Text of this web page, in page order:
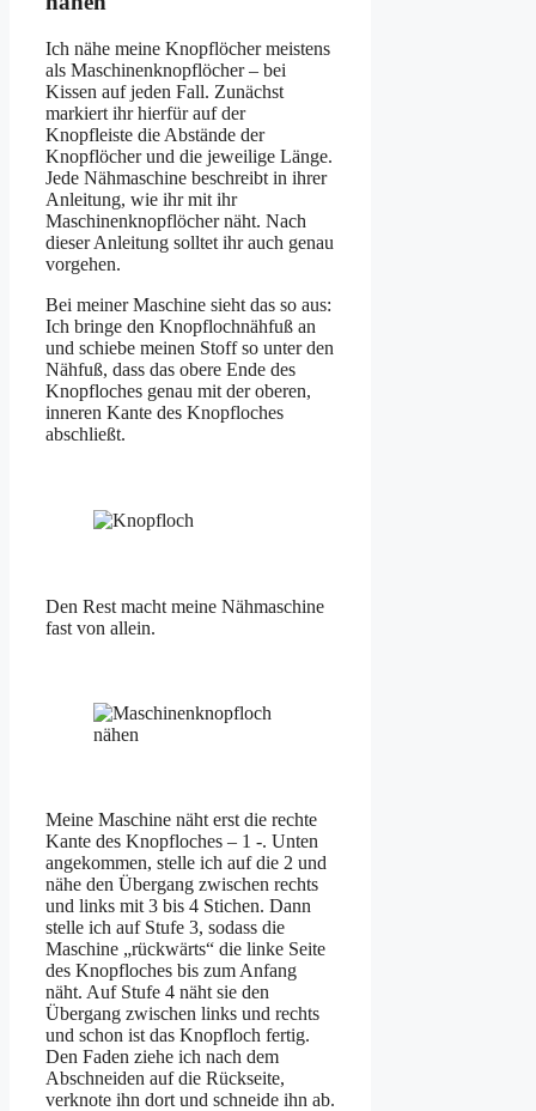
Ich nähe meine Knopflöcher meistens
als Maschinenknopflöcher – bei
Kissen auf jeden Fall. Zunächst
markiert ihr hierfür auf der
Knopfleiste die Abstände der
Knopflöcher und die jeweilige Länge.
Jede Nähmaschine beschreibt in ihrer
Anleitung, wie ihr mit ihr
Maschinenknopflöcher näht. Nach
dieser Anleitung solltet ihr auch genau
vorgehen.
Bei meiner Maschine sieht das so aus:
Ich bringe den Knopflochnähfuß an
und schiebe meinen Stoff so unter den
Nähfuß, dass das obere Ende des
Knopfloches genau mit der oberen,
inneren Kante des Knopfloches
abschließt.
Den Rest macht meine Nähmaschine
fast von allein.
Meine Maschine näht erst die rechte
Kante des Knopfloches – 1 -. Unten
angekommen, stelle ich auf die 2 und
nähe den Übergang zwischen rechts
und links mit 3 bis 4 Stichen. Dann
stelle ich auf Stufe 3, sodass die
Maschine „rückwärts“ die linke Seite
des Knopfloches bis zum Anfang
näht. Auf Stufe 4 näht sie den
Übergang zwischen links und rechts
und schon ist das Knopfloch fertig.
Den Faden ziehe ich nach dem
Abschneiden auf die Rückseite,
verknote ihn dort und schneide ihn ab.